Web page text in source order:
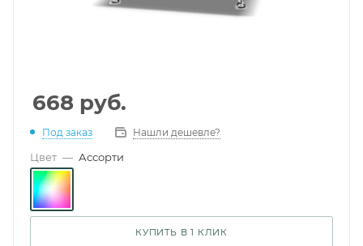
668 руб.
Под заказ Нашли дешевле?
Цвет — Ассорти
КУПИТЬ В 1 КЛИК